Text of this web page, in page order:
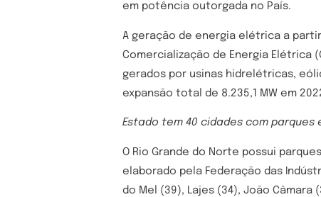
em potência outorgada no País.
A geração de energia elétrica a
Comercialização de Energia Elétrica
gerados por usinas hidrelétricas,
expansão total de 8.235,1 MW em
Estado tem 40 cidades com parques
O Rio Grande do Norte possui
elaborado pela Federação das
do Mel (39), Lajes (34), João Câmara